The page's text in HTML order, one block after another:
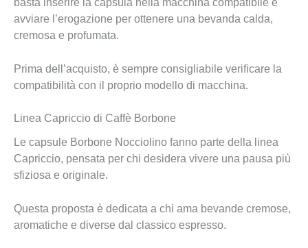
avviare l’erogazione per ottenere una bevanda calda,
cremosa e profumata.
Prima dell’acquisto, è sempre consigliabile verificare la
compatibilità con il proprio modello di macchina.
Linea Capriccio di Caffè Borbone
Le capsule Borbone Nocciolino fanno parte della linea
Capriccio, pensata per chi desidera vivere una pausa più
sfiziosa e originale.
Questa proposta è dedicata a chi ama bevande cremose,
aromatiche e diverse dal classico espresso.